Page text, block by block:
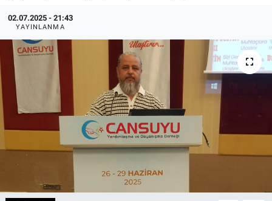
02.07.2025 - 21:43
YAYINLANMA